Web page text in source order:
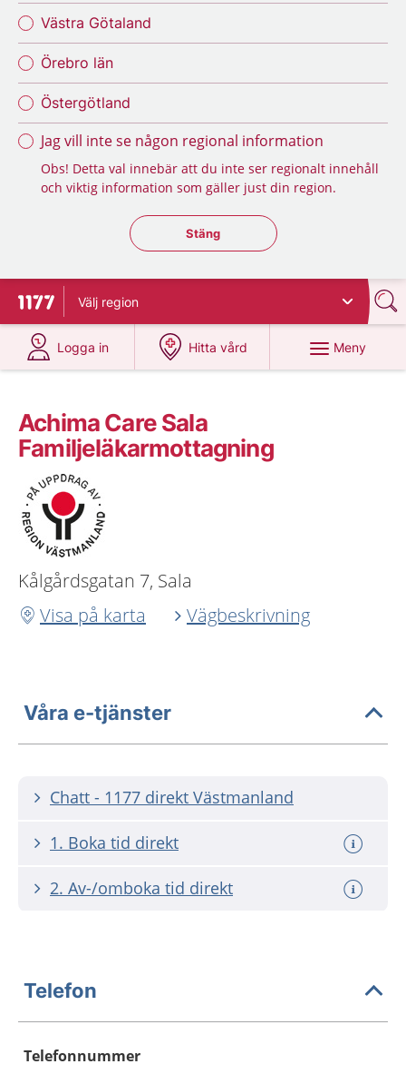
Västra Götaland
Örebro län
Östergötland
Jag vill inte se någon regional information
Obs! Detta val innebär att du inte ser regionalt innehåll
och viktig information som gäller just din region.
Stäng regionsväljaren
Stäng
Till startsidan för 1177
Välj region
Logga in
på 1177.se
Hitta vård
på 1177.se
Meny
Achima Care Sala
Familjeläkarmottagning
Kålgårdsgatan 7, Sala
Visa på karta
Vägbeskrivning
Våra e-tjänster
Chatt - 1177 direkt Västmanland
1. Boka tid direkt
2. Av-/omboka tid direkt
Telefon
Telefonnummer